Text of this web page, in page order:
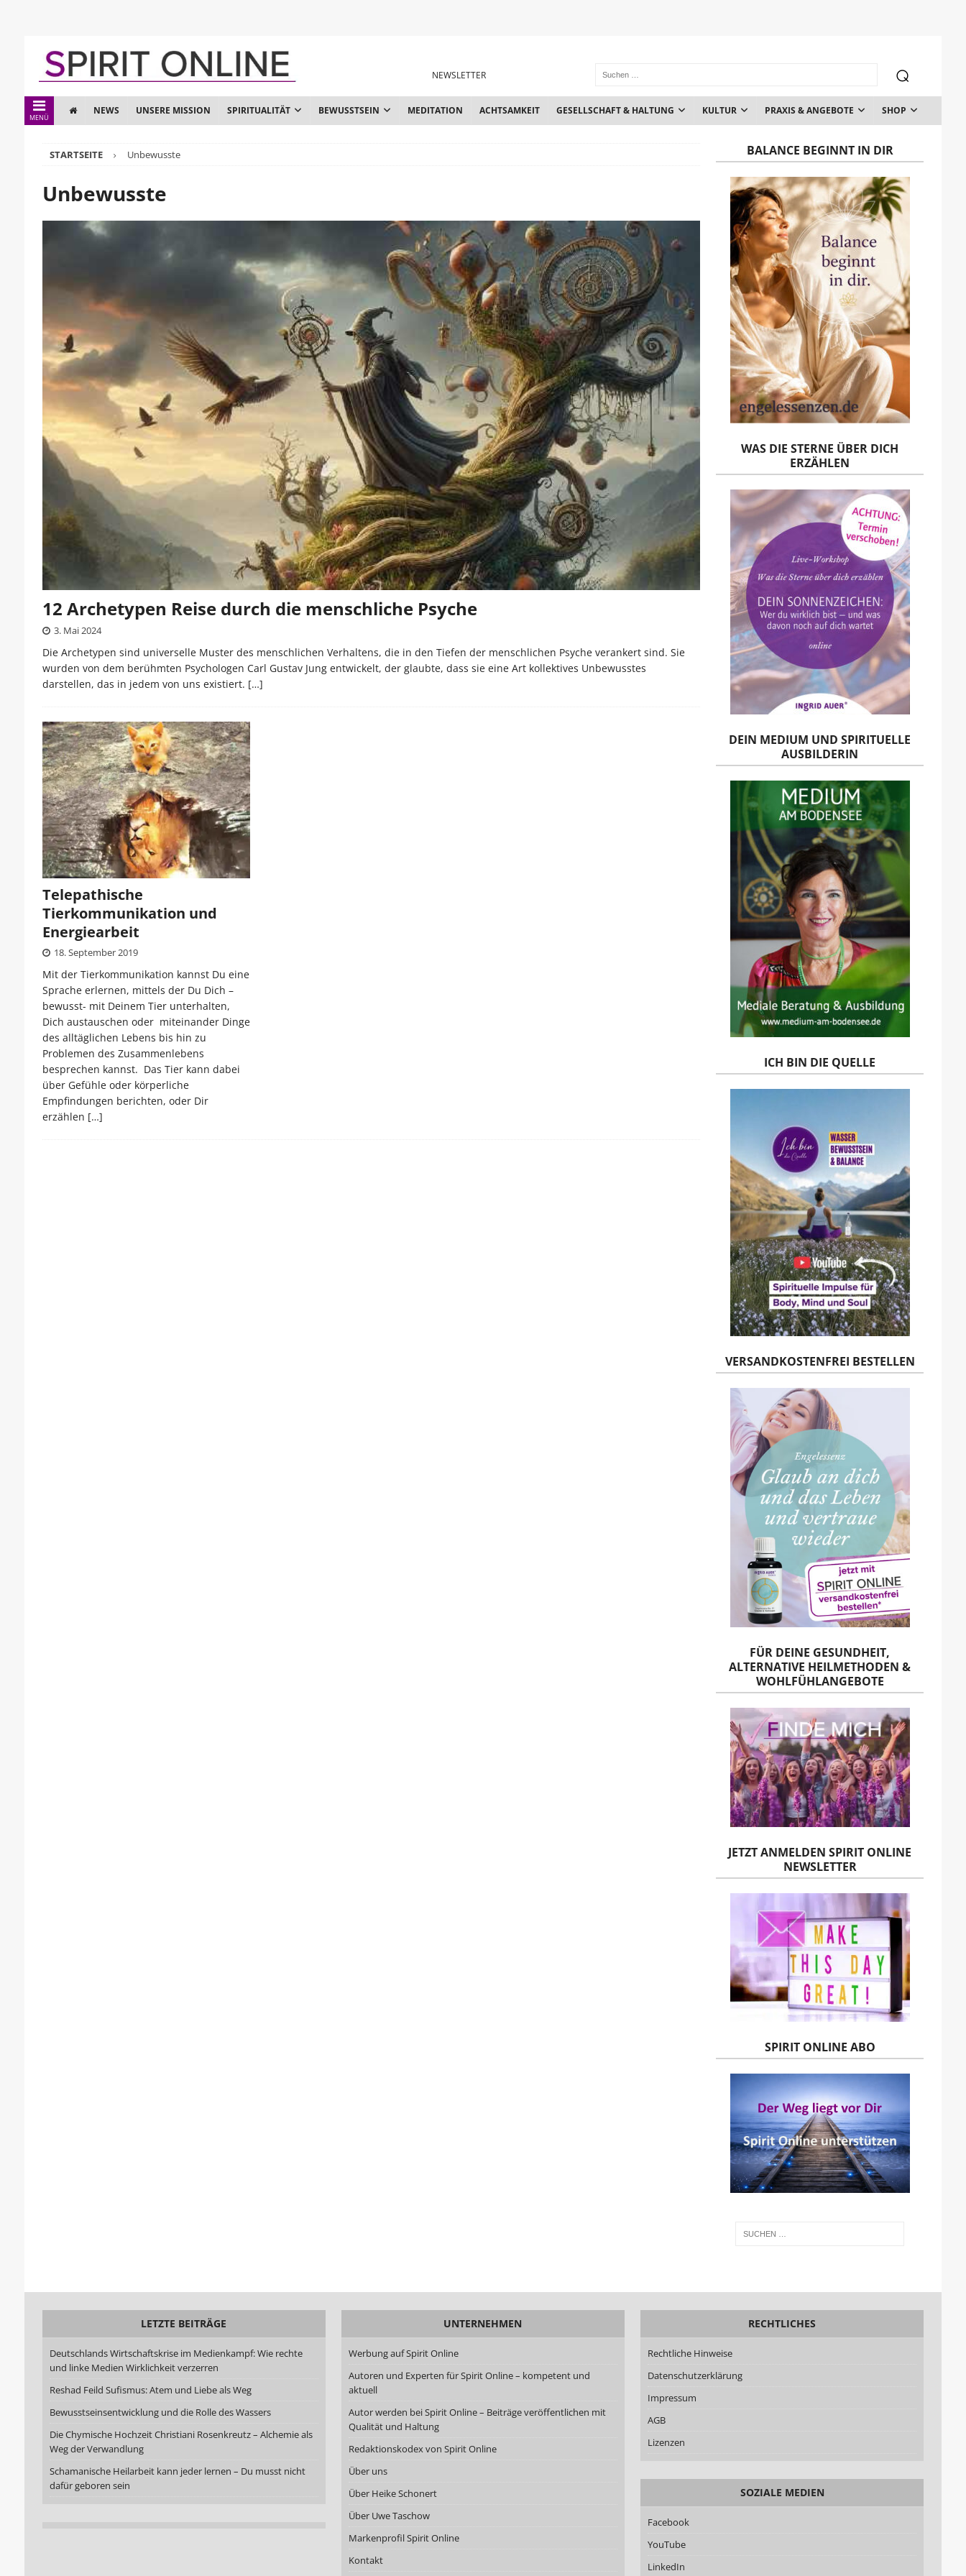
NEWSLETTER
MENÜ
NEWS UNSERE MISSION SPIRITUALITÄT BEWUSSTSEIN MEDITATION ACHTSAMKEIT GESELLSCHAFT & HALTUNG KULTUR PRAXIS & ANGEBOTE SHOP
STARTSEITE Unbewusste
Unbewusste
12 Archetypen Reise durch die menschliche Psyche
3. Mai 2024
Die Archetypen sind universelle Muster des menschlichen Verhaltens, die in den Tiefen der menschlichen Psyche verankert sind. Sie
wurden von dem berühmten Psychologen Carl Gustav Jung entwickelt, der glaubte, dass sie eine Art kollektives Unbewusstes
darstellen, das in jedem von uns existiert. […]
Telepathische
Tierkommunikation und
Energiearbeit
18. September 2019
Mit der Tierkommunikation kannst Du eine
Sprache erlernen, mittels der Du Dich –
bewusst- mit Deinem Tier unterhalten,
Dich austauschen oder miteinander Dinge
des alltäglichen Lebens bis hin zu
Problemen des Zusammenlebens
besprechen kannst. Das Tier kann dabei
über Gefühle oder körperliche
Empfindungen berichten, oder Dir
erzählen […]
BALANCE BEGINNT IN DIR
WAS DIE STERNE ÜBER DICH
ERZÄHLEN
DEIN MEDIUM UND SPIRITUELLE
AUSBILDERIN
ICH BIN DIE QUELLE
VERSANDKOSTENFREI BESTELLEN
FÜR DEINE GESUNDHEIT,
ALTERNATIVE HEILMETHODEN &
WOHLFÜHLANGEBOTE
JETZT ANMELDEN SPIRIT ONLINE
NEWSLETTER
SPIRIT ONLINE ABO
LETZTE BEITRÄGE
Deutschlands Wirtschaftskrise im Medienkampf: Wie rechte
und linke Medien Wirklichkeit verzerren
Reshad Feild Sufismus: Atem und Liebe als Weg
Bewusstseinsentwicklung und die Rolle des Wassers
Die Chymische Hochzeit Christiani Rosenkreutz – Alchemie als
Weg der Verwandlung
Schamanische Heilarbeit kann jeder lernen – Du musst nicht
dafür geboren sein
UNTERNEHMEN
Werbung auf Spirit Online
Autoren und Experten für Spirit Online – kompetent und
aktuell
Autor werden bei Spirit Online – Beiträge veröffentlichen mit
Qualität und Haltung
Redaktionskodex von Spirit Online
Über uns
Über Heike Schonert
Über Uwe Taschow
Markenprofil Spirit Online
Kontakt
RECHTLICHES
Rechtliche Hinweise
Datenschutzerklärung
Impressum
AGB
Lizenzen
SOZIALE MEDIEN
Facebook
YouTube
LinkedIn